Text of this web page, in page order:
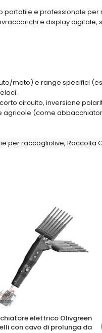
portatile e professionale
e display
moto) e range specifici
circuito, inversione
agricole (come
per raccogliolive, Raccolta
elettrico Olivgreen
con cavo di prolunga da